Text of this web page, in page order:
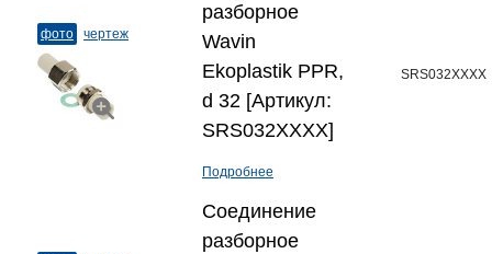
фото чертеж
разборное
Wavin
Ekoplastik PPR,
d 32 [Артикул:
SRS032XXXX]
Подробнее
SRS032XXXX
Соединение
разборное